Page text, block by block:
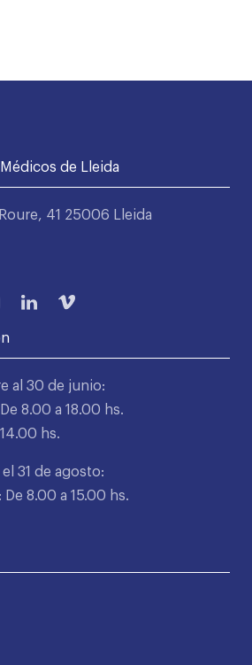
de Lleida
41 25006 Lleida
al 30 de junio:
8.00 a 18.00 hs.
hs.
31 de agosto:
De 8.00 a 15.00 hs.